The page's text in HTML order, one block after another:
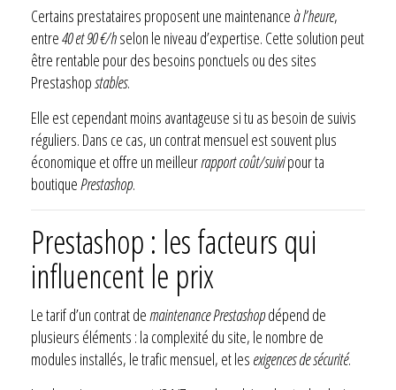
Certains prestataires proposent une maintenance à l’heure,
entre40 et 90 €/hselon le niveau d’expertise. Cette solution peut
être rentable pour des besoins ponctuels ou des sites
Prestashopstables.
Elle est cependant moins avantageuse si tu as besoin de suivis
réguliers. Dans ce cas, un contrat mensuel est souvent plus
économique et offre un meilleurrapport coût/suivipour ta
boutiquePrestashop.
Prestashop : les facteurs qui
influencent le prix
Le tarif d’un contrat de maintenance Prestashopdépend de
plusieurs éléments : la complexité du site, le nombre de
modules installés, le trafic mensuel, et les exigences de sécurité.